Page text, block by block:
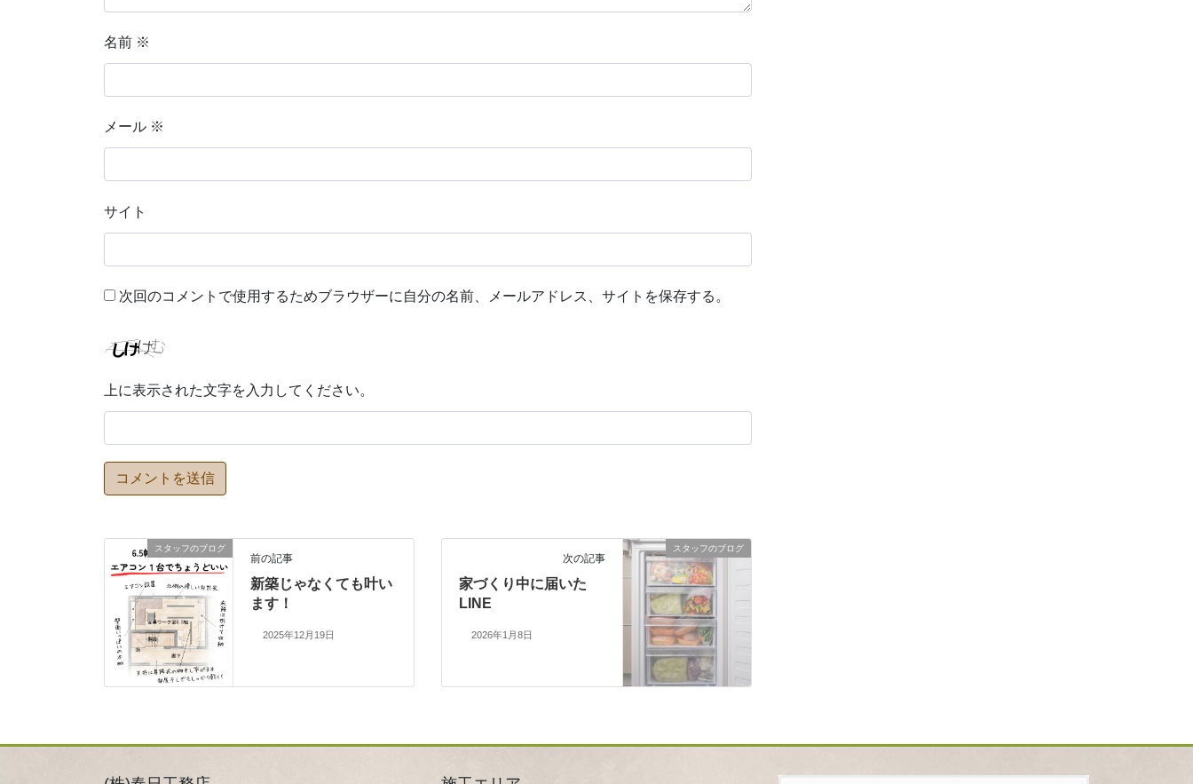
名前 ※
メール ※
サイト
次回のコメントで使用するためブラウザーに自分の名前、メールアドレス、サイトを保存する。
上に表示された文字を入力してください。
スタッフのブログ
前の記事
新築じゃなくても叶い
ます！
2025年12月19日
スタッフのブログ
次の記事
家づくり中に届いた
LINE
2026年1月8日